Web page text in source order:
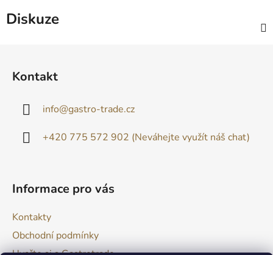
Diskuze
Kontakt
info@gastro-trade.cz
+420 775 572 902 (Neváhejte využít náš chat)
Informace pro vás
Kontakty
Obchodní podmínky